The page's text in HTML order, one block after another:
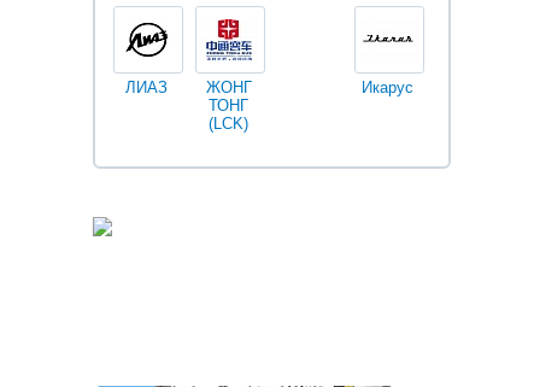
ЛИАЗ
ЖОНГ
ТОНГ
(LCK)
Икарус